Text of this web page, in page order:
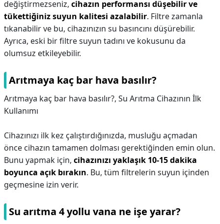
değiştirmezseniz, cihazın performansı düşebilir ve
tükettiğiniz suyun kalitesi azalabilir. Filtre zamanla
tıkanabilir ve bu, cihazınızın su basıncını düşürebilir.
Ayrıca, eski bir filtre suyun tadını ve kokusunu da
olumsuz etkileyebilir.
Arıtmaya kaç bar hava basılır?
Arıtmaya kaç bar hava basılır?, Su Arıtma Cihazının İlk
Kullanımı
Cihazınızı ilk kez çalıştırdığınızda, musluğu açmadan
önce cihazın tamamen dolması gerektiğinden emin olun.
Bunu yapmak için, cihazınızı yaklaşık 10-15 dakika
boyunca açık bırakın. Bu, tüm filtrelerin suyun içinden
geçmesine izin verir.
Su arıtma 4 yollu vana ne işe yarar?